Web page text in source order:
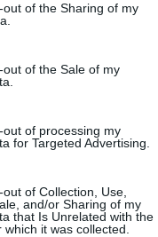
out of the Sharing of my
out of the Sale of my
out of processing my
for Targeted Advertising.
of Collection, Use,
and/or Sharing of my
that Is Unrelated with the
it was collected.
del 6,48, es decir, el
y de las CCAA, y
había dicho el
las comunidades. Así
le añadimos que
per cápita por la
la señora Cospedal
inventar algo".